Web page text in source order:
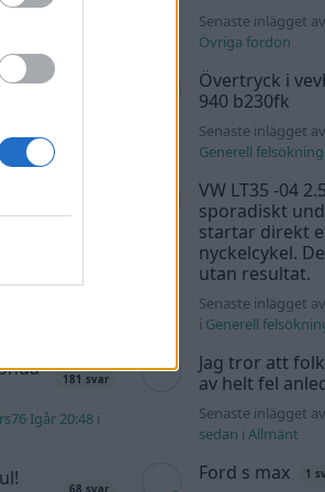
11 svar
för 5 timmar
v6
JDM
för 9
181 svar
Igår 20:48i
Senaste inlägget av
Övriga fordon
Övertryck i
940 b230fk
Senaste inlägget av
Generell felsökning
VW LT35 -04
sporadiskt
startar direkt
nyckelcykel.
utan resultat.
Senaste inlägget av
i Generell
Jag tror att
av helt fel
Senaste inlägget av
sedan i Allmänt
Ford s max 1